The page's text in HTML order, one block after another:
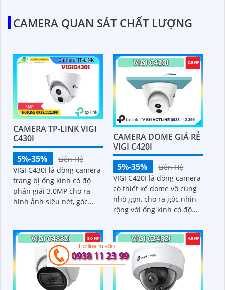
CAMERA QUAN SÁT CHẤT LƯỢNG
CAMERA TP-LINK VIGI
C430I
5%-35%
Liên Hệ
VIGI C430I là dòng camera
trang bị ống kính có độ
phân giải 3.0MP cho ra
hình ảnh siêu nét, góc
ngoại nhìn ban đêm lên
đến 30m, hỗ trợ công
nghệ PoE, trang bị khả
năng phát hiện người và
phương tiện cực giúp đảm
bảo an ninh tốt
CAMERA DOME GIÁ RẺ
VIGI C420I
5%-35%
Liên Hệ
VIGI C420I là dòng camera
có thiết kế dome vô cùng
nhỏ gọn, cho ra góc nhìn
rộng với ống kính có độ
hình ảnh sắc nét, hỗ trợ
công nghệ cấp nguồn PoE,
trang bị chuẩn nén H